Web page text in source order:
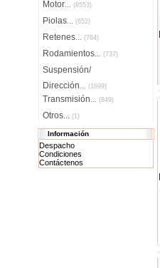
Motor... (8553)
Piolas... (652)
Retenes... (764)
Rodamientos... (737)
Suspensión/
Dirección... (1699)
Transmisión... (849)
Otros... (1)
Información
Despacho
Condiciones
Contáctenos